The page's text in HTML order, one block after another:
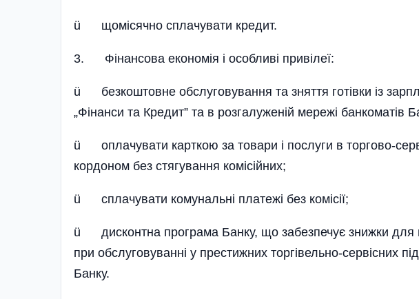
ü щомісячно сплачувати кредит.
3. Фінансова економія і особливі привілеї:
ü безкоштовне обслуговування та зняття готівки із
„Фінанси та Кредит” та в розгалуженій мережі банкоматів
ü оплачувати карткою за товари і послуги в торгово-
кордоном без стягування комісійних;
ü сплачувати комунальні платежі без комісії;
ü дисконтна програма Банку, що забезпечує знижки для
при обслуговуванні у престижних торгівельно-сервісних
Банку.